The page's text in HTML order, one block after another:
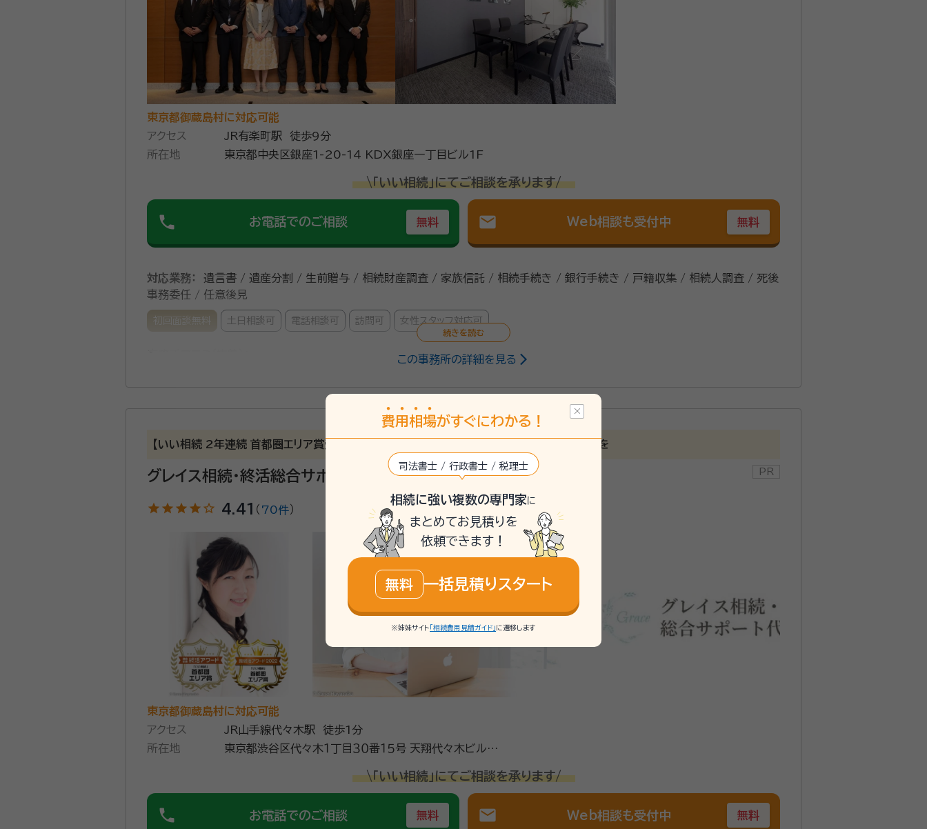
東京都御蔵島村に対応可能
アクセス
JR有楽町駅 徒歩9分
所在地
東京都中央区銀座1-20-14 KDX銀座一丁目ビル1F
\「いい相続」にてご相談を承ります/
phone お電話でのご相談 無料 mail Web相談も受付中 無料
対応業務：
遺言書 / 遺産分割 / 生前贈与 / 相続財産調査 / 家族信託 / 相続手続き / 銀行手続き / 戸籍収集 / 相続人調査 / 死後
事務委任 / 任意後見
初回面談無料 土日相談可 電話相談可 訪問可 女性スタッフ対応可
こちらの意向をしっかり聴いたうえで細かな対応をしてもらえたから。
契約後の感想
依頼後のメール及び電話の対応が迅速でこちらの分からない事等も丁寧に回答をして貰えた。
相続・後見・家族信託のセミナー講師を長年務める行政書士が対応いたします！ ２０名以上の相続人がいるケース、連絡拒否する相続人がいるケース
等遺産分割協議が困難な様々な相続を解決してきました。円満相続の秘訣、相続手続きの順番など相続に関するあらゆることを分かりやすくアドバ
行政書士
東京都行政書士会
この事務所の詳細を見る
【いい相続 2年連続 首都圏エリア賞受賞】相続から終活まで、常にお客様の心に寄り添う対応を
グレイス相続・終活総合サポート代々木
star star star star star_outline 4.41 （ 70件）
東京都御蔵島村に対応可能
アクセス
JR山手線代々木駅 徒歩1分
所在地
東京都渋谷区代々木１丁目３０番１５号 天翔代々木ビル ４
\「いい相続」にてご相談を承ります/
phone お電話でのご相談 無料 mail Web相談も受付中 無料
費用 相場がすぐにわかる！
司法書士 / 行政書士 / 税理士
相続に強い複数の専門家に
まとめてお見積りを
依頼できます！
無料 一括見積りスタート
※姉妹サイト 「相続費用見積ガイド」 に遷移します